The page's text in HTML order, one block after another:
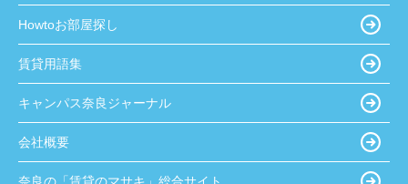
Howtoお部屋探し
賃貸用語集
キャンパス奈良ジャーナル
会社概要